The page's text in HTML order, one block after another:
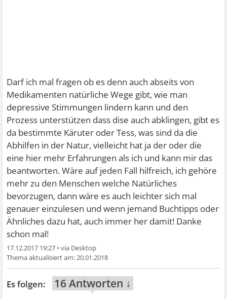
Darf ich mal fragen ob es denn auch abseits von
Medikamenten natürliche Wege gibt, wie man
depressive Stimmungen lindern kann und den
Prozess unterstützen dass dise auch abklingen, gibt es
da bestimmte Käruter oder Tess, was sind da die
Abhilfen in der Natur, vielleicht hat ja der oder die
eine hier mehr Erfahrungen als ich und kann mir das
beantworten. Wäre auf jeden Fall hilfreich, ich gehöre
mehr zu den Menschen welche Natürliches
bevorzugen, dann wäre es auch leichter sich mal
genauer einzulesen und wenn jemand Buchtipps oder
Ähnliches dazu hat, auch immer her damit! Danke
schon mal!
17.12.2017 19:27 •
20.01.2018
16 Antworten ↓